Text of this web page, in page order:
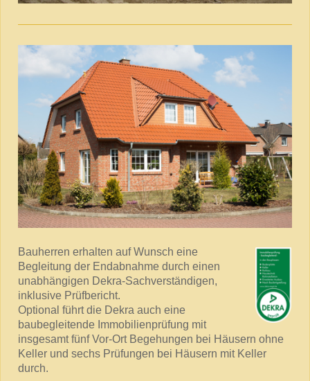
Bauherren erhalten auf Wunsch eine
Begleitung der Endabnahme durch einen
unabhängigen Dekra-Sachverständigen,
inklusive Prüfbericht.
Optional führt die Dekra auch eine
baubegleitende Immobilienprüfung mit
insgesamt fünf Vor-Ort Begehungen bei Häusern ohne
Keller und sechs Prüfungen bei Häusern mit Keller
durch.